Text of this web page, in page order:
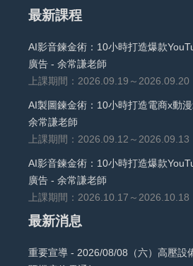
最新課程
AI影音鍊金術：10小時打造爆款
廣告 - 余常謙老師
上課期間：2026.09.19～2026.09.20
AI製圖鍊金術：10小時打造電商x動
余常謙老師
上課期間：2026.09.12～2026.09.13
AI影音鍊金術：10小時打造爆款
廣告 - 余常謙老師
上課期間：2026.10.17～2026.10.18
最新消息
重要宣導 - 2026/08/08（六）高壓設